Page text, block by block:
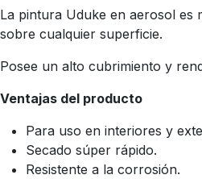
La pintura Uduke en aerosol es
sobre cualquier superficie.
Posee un alto cubrimiento y
Ventajas del producto
Para uso en interiores y
Secado súper rápido.
Resistente a la corrosión.